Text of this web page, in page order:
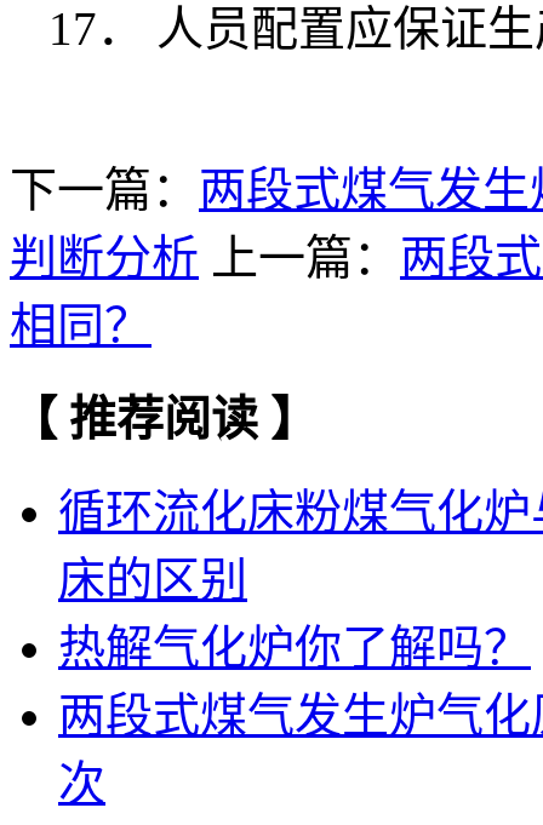
17． 人员配置应保证
下一篇： 两段式煤气发
判断分析 上一篇： 两段
相同？
【 推荐阅读 】
循环流化床粉煤气化
床的区别
热解气化炉你了解吗？
两段式煤气发生炉气
次